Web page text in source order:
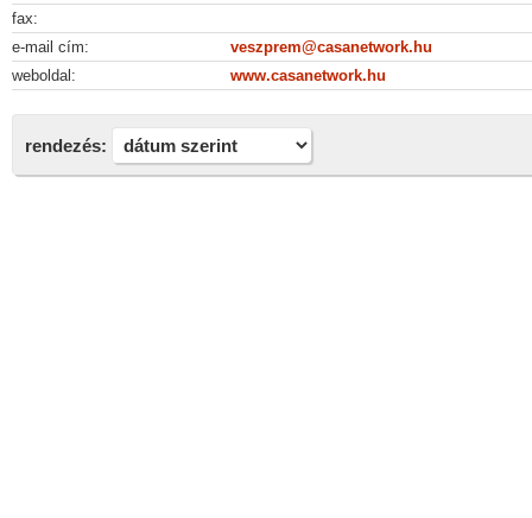
fax:
e-mail cím:
veszprem@casanetwork.hu
weboldal:
www.casanetwork.hu
rendezés: